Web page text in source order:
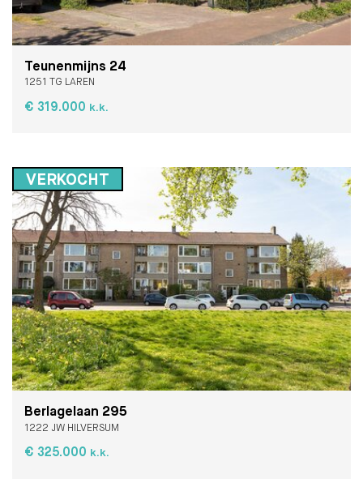
Teunenmijns 24
1251 TG LAREN
€ 319.000 k.k.
VERKOCHT
Berlagelaan 295
1222 JW HILVERSUM
€ 325.000 k.k.